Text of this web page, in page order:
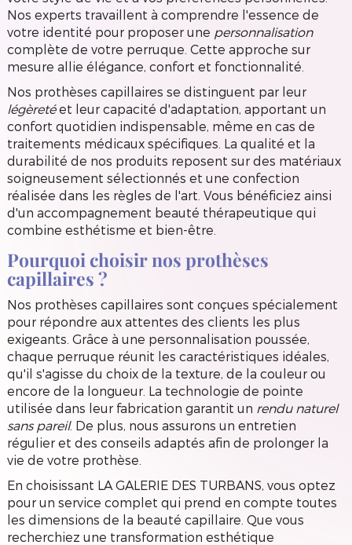
Nos experts travaillent à comprendre l'essence de
votre identité pour proposer une personnalisation
complète de votre perruque. Cette approche sur
mesure allie élégance, confort et fonctionnalité.
Nos prothèses capillaires se distinguent par leur
légèretéet leur capacité d'adaptation, apportant un
confort quotidien indispensable, même en cas de
traitements médicaux spécifiques. La qualité et la
durabilité de nos produits reposent sur des matériaux
soigneusement sélectionnés et une confection
réalisée dans les règles de l'art. Vous bénéficiez ainsi
d'un accompagnement beauté thérapeutique qui
combine esthétisme et bien-être.
Pourquoi choisir nos prothèses
capillaires ?
Nos prothèses capillaires sont conçues spécialement
pour répondre aux attentes des clients les plus
exigeants. Grâce à une personnalisation poussée,
chaque perruque réunit les caractéristiques idéales,
qu'il s'agisse du choix de la texture, de la couleur ou
encore de la longueur. La technologie de pointe
utilisée dans leur fabrication garantit un rendu naturel
sans pareil. De plus, nous assurons un entretien
régulier et des conseils adaptés afin de prolonger la
vie de votre prothèse.
En choisissant LA GALERIE DES TURBANS, vous optez
pour un service complet qui prend en compte toutes
les dimensions de la beauté capillaire. Que vous
recherchiez une transformation esthétique